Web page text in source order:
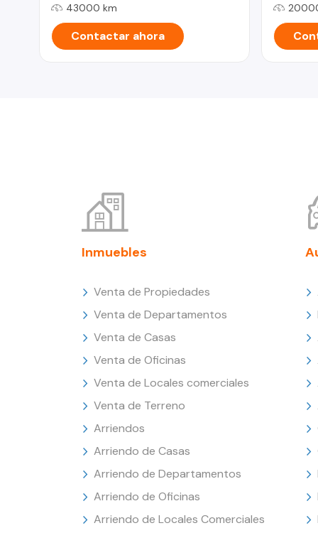
43000 km
Contactar ahora
Inmuebles
Venta de Propiedades
Venta de Departamentos
Venta de Casas
Venta de Oficinas
Venta de Locales comerciales
Venta de Terreno
Arriendos
Arriendo de Casas
Arriendo de Departamentos
Arriendo de Oficinas
Arriendo de Locales Comerciales